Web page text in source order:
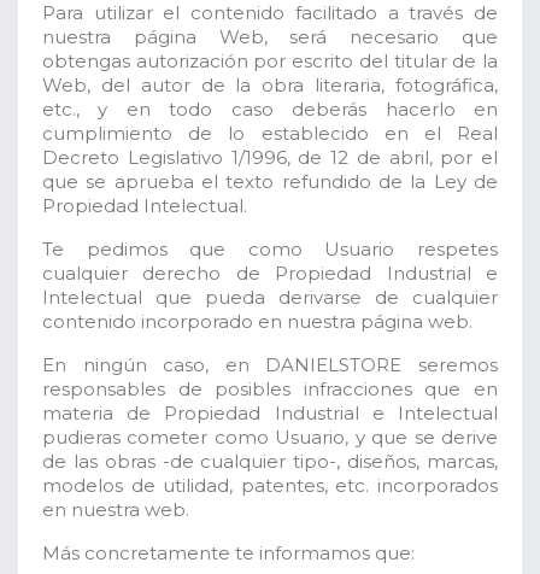
Para utilizar el contenido facilitado a través de
nuestra página Web, será necesario que
obtengas autorización por escrito del titular de la
Web, del autor de la obra literaria, fotográfica,
etc., y en todo caso deberás hacerlo en
cumplimiento de lo establecido en el Real
Decreto Legislativo 1/1996, de 12 de abril, por el
que se aprueba el texto refundido de la Ley de
Propiedad Intelectual.
Te pedimos que como Usuario respetes
cualquier derecho de Propiedad Industrial e
Intelectual que pueda derivarse de cualquier
contenido incorporado en nuestra página web.
En ningún caso, en DANIELSTORE seremos
responsables de posibles infracciones que en
materia de Propiedad Industrial e Intelectual
pudieras cometer como Usuario, y que se derive
de las obras -de cualquier tipo-, diseños, marcas,
modelos de utilidad, patentes, etc. incorporados
en nuestra web.
Más concretamente te informamos que: